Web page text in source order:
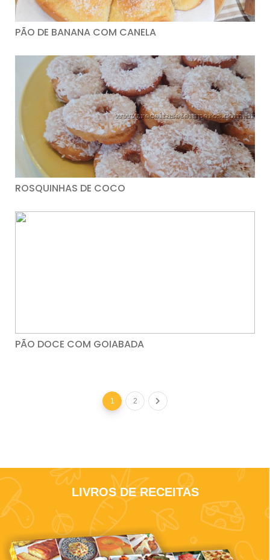
PÃO DE BANANA COM CANELA
ROSQUINHAS DE COCO
PÃO DOCE COM GOIABADA
1 2
LIVROS DE RECEITAS